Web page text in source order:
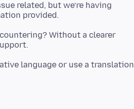
related, but we’re having
Without a clearer
language or use a translation